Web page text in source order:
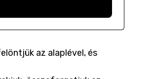
az alaplével, és